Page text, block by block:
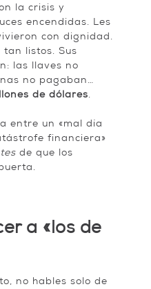
la crisis y
encendidas. Les
con dignidad.
tan listos. Sus
las llaves no
no pagaban…
de dólares.
entre un «mal día
financiera»
de que los
a «los de
no hables solo de